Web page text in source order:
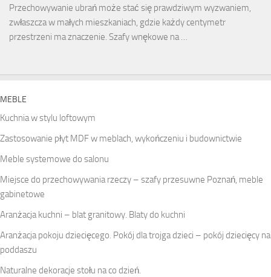
Przechowywanie ubrań może stać się prawdziwym wyzwaniem,
zwłaszcza w małych mieszkaniach, gdzie każdy centymetr
przestrzeni ma znaczenie. Szafy wnękowe na …
MEBLE
Kuchnia w stylu loftowym
Zastosowanie płyt MDF w meblach, wykończeniu i budownictwie
Meble systemowe do salonu
Miejsce do przechowywania rzeczy – szafy przesuwne Poznań, meble
gabinetowe
Aranżacja kuchni – blat granitowy. Blaty do kuchni
Aranżacja pokoju dziecięcego. Pokój dla trojga dzieci – pokój dziecięcy na
poddaszu
Naturalne dekoracje stołu na co dzień.